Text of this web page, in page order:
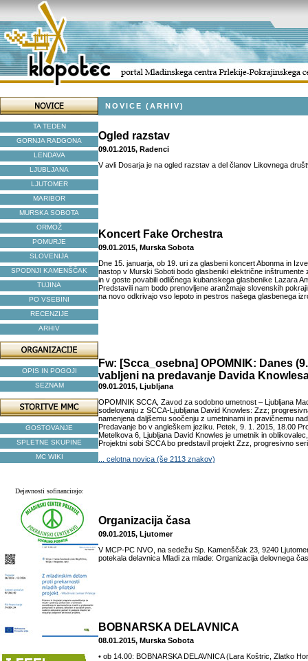
TA TEDEN
GORNJA RADGONA
LENDAVA
LJUBLJANA
LJUTOMER
MARIBOR
MURSKA SOBOTA
ORMOŽ
POMURJE
SLOVENIJA
SPODNJI KAMENŠČAK
TUJINA
PO VSEBINI
RECENZIJE
ARHIV
OPIS IN POGOJI
SEZNAM
GOSTOVANJE
SPLETNE SKUPINE
MC WIKI
Dejavnosti sofinancirajo:
NOVICE (ARHIV)
Ogled razstav
09.01.2015, Radenci
V avli Dosarja je na ogled razstav a del članov Likovnega
Koncert Fake Orchestra
09.01.2015, Murska Sobota
Dne 15. januarja, ob 19. uri za glasbeni koncert Abonma in
nastop v Murski Soboti bodo glasbeniki električne inštrumente
in v goste povabili odličnega kubanskega glasbenike Lazara
Predstavili nam bodo prenovljene aranžmaje slovenskih
na novo odkrivajo vso lepoto in pestros našega glasbenega
Fw: [Scca_osebna] OPOMNIK: Danes
vabljeni na predavanje Davida
09.01.2015, Ljubljana
OPOMNIK SCCA, Zavod za sodobno umetnost – Ljubljana
sodelovanju z SCCA-Ljubljana David Knowles: Zzz;
namenjena daljšemu soočenju z umetninami in pravičnemu
Predavanje bo v angleškem jeziku. Petek, 9. 1. 2015, 18.00
Metelkova 6, Ljubljana David Knowles je umetnik in
Projektni sobi SCCA bo predstavil projekt Zzz, progresivno
... celotna novica (še 2113 znakov)
Organizacija časa
09.01.2015, Ljutomer
V MCP-PC NVO, na sedežu Sp. Kamenščak 23, 9240
potekala delavnica Mladi za mlade: Organizacija delovnega
BOBNARSKA DELAVNICA
08.01.2015, Murska Sobota
• ob 14.00: BOBNARSKA DELAVNICA (Lara Koštric, Zlatko